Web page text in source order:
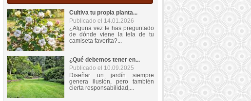
Cultiva tu propia planta...
Publicado el 14.01.2026
¿Alguna vez te has preguntado
de dónde viene la tela de tu
camiseta favorita?...
¿Qué debemos tener en...
Publicado el 10.09.2025
Diseñar un jardín siempre
genera ilusión, pero también
cierta responsabilidad,...